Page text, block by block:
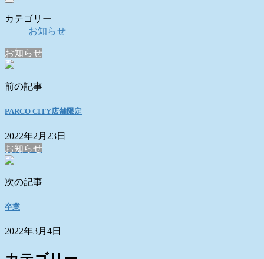
カテゴリー
お知らせ
お知らせ
前の記事
PARCO CITY店舗限定
2022年2月23日
お知らせ
次の記事
卒業
2022年3月4日